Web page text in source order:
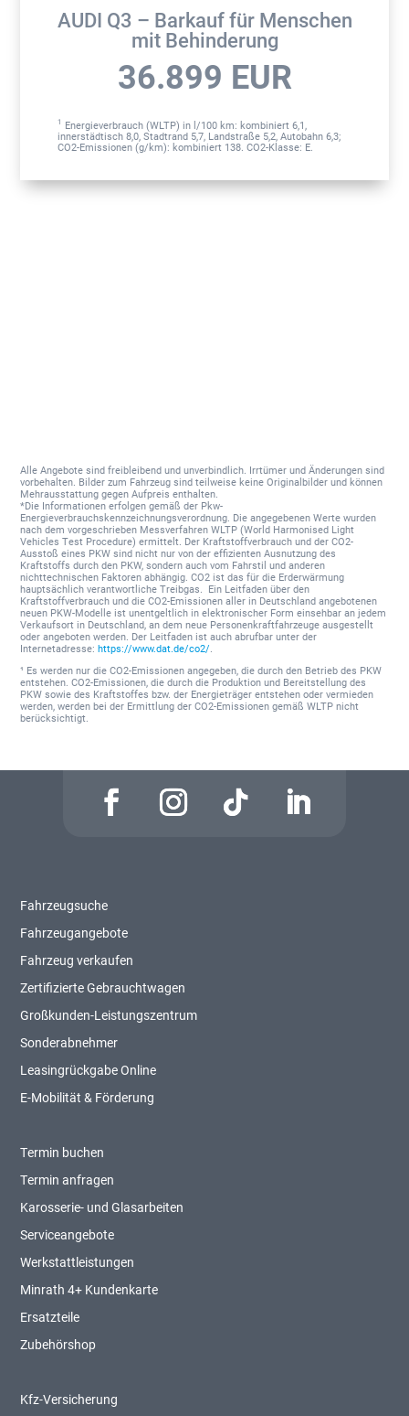
AUDI Q3 – Barkauf für Menschen
mit Behinderung
36.899 EUR
1 Energieverbrauch (WLTP) in l/100 km: kombiniert 6,1,
innerstädtisch 8,0, Stadtrand 5,7, Landstraße 5,2, Autobahn 6,3;
CO2-Emissionen (g/km): kombiniert 138. CO2-Klasse: E.
Alle Angebote sind freibleibend und unverbindlich. Irrtümer und Änderungen sind
vorbehalten. Bilder zum Fahrzeug sind teilweise keine Originalbilder und können
Mehrausstattung gegen Aufpreis enthalten.
*Die Informationen erfolgen gemäß der Pkw-
Energieverbrauchskennzeichnungsverordnung. Die angegebenen Werte wurden
nach dem vorgeschrieben Messverfahren WLTP (World Harmonised Light
Vehicles Test Procedure) ermittelt. Der Kraftstoffverbrauch und der CO2-
Ausstoß eines PKW sind nicht nur von der effizienten Ausnutzung des
Kraftstoffs durch den PKW, sondern auch vom Fahrstil und anderen
nichttechnischen Faktoren abhängig. CO2 ist das für die Erderwärmung
hauptsächlich verantwortliche Treibgas. Ein Leitfaden über den
Kraftstoffverbrauch und die CO2-Emissionen aller in Deutschland angebotenen
neuen PKW-Modelle ist unentgeltlich in elektronischer Form einsehbar an jedem
Verkaufsort in Deutschland, an dem neue Personenkraftfahrzeuge ausgestellt
oder angeboten werden. Der Leitfaden ist auch abrufbar unter der
Internetadresse:https://www.dat.de/co2/.
¹ Es werden nur die CO2-Emissionen angegeben, die durch den Betrieb des PKW
entstehen. CO2-Emissionen, die durch die Produktion und Bereitstellung des
PKW sowie des Kraftstoffes bzw. der Energieträger entstehen oder vermieden
werden, werden bei der Ermittlung der CO2-Emissionen gemäß WLTP nicht
berücksichtigt.
Fahrzeugsuche
Fahrzeugangebote
Fahrzeug verkaufen
Zertifizierte Gebrauchtwagen
Großkunden-Leistungszentrum
Sonderabnehmer
Leasingrückgabe Online
E-Mobilität & Förderung
Termin buchen
Termin anfragen
Karosserie- und Glasarbeiten
Serviceangebote
Werkstattleistungen
Minrath 4+ Kundenkarte
Ersatzteile
Zubehörshop
Kfz-Versicherung